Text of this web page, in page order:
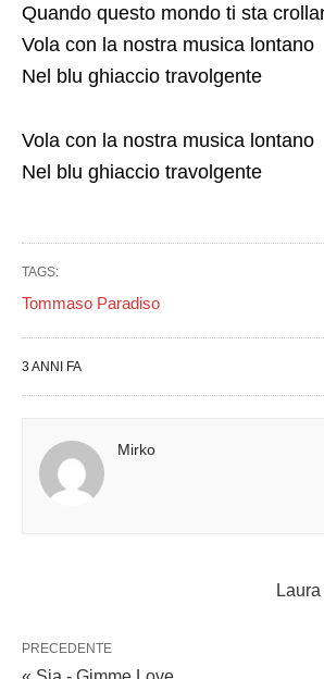
Quando questo mondo ti sta
Vola con la nostra musica lontano
Nel blu ghiaccio travolgente
Vola con la nostra musica lontano
Nel blu ghiaccio travolgente
TAGS:
Tommaso Paradiso
3 ANNI FA
Mirko
PRECEDENTE